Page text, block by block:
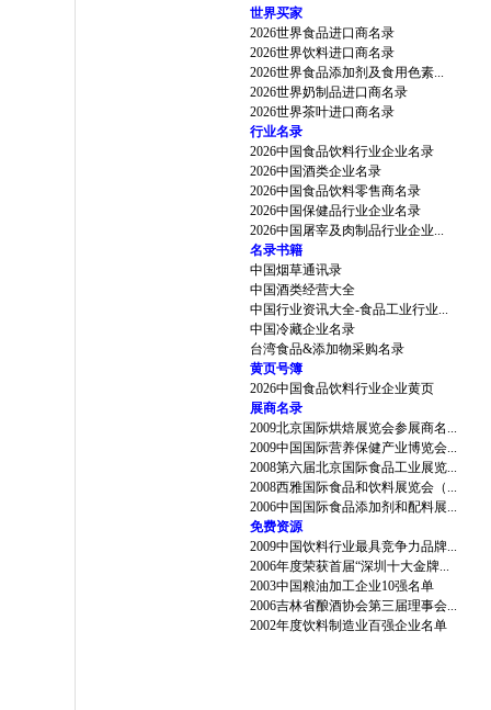
世界买家
2026世界食品进口商名录
2026世界饮料进口商名录
2026世界食品添加剂及食用色素...
2026世界奶制品进口商名录
2026世界茶叶进口商名录
行业名录
2026中国食品饮料行业企业名录
2026中国酒类企业名录
2026中国食品饮料零售商名录
2026中国保健品行业企业名录
2026中国屠宰及肉制品行业企业...
名录书籍
中国烟草通讯录
中国酒类经营大全
中国行业资讯大全-食品工业行业...
中国冷藏企业名录
台湾食品&添加物采购名录
黄页号簿
2026中国食品饮料行业企业黄页
展商名录
2009北京国际烘焙展览会参展商名...
2009中国国际营养保健产业博览会...
2008第六届北京国际食品工业展览...
2008西雅国际食品和饮料展览会（...
2006中国国际食品添加剂和配料展...
免费资源
2009中国饮料行业最具竞争力品牌...
2006年度荣获首届“深圳十大金牌...
2003中国粮油加工企业10强名单
2006吉林省酿酒协会第三届理事会...
2002年度饮料制造业百强企业名单